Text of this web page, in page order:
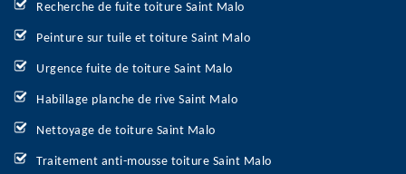
Recherche de fuite toiture Saint Malo
Peinture sur tuile et toiture Saint Malo
Urgence fuite de toiture Saint Malo
Habillage planche de rive Saint Malo
Nettoyage de toiture Saint Malo
Traitement anti-mousse toiture Saint Malo